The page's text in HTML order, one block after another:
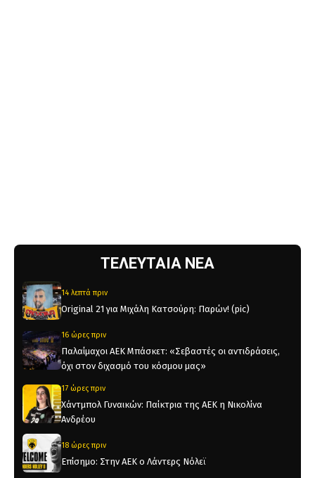
ΤΕΛΕΥΤΑΙΑ ΝΕΑ
14 λεπτά πριν
Original 21 για Μιχάλη Κατσούρη: Παρών! (pic)
16 ώρες πριν
Παλαίμαχοι ΑΕΚ Μπάσκετ: «Σεβαστές οι αντιδράσεις,
όχι στον διχασμό του κόσμου μας»
17 ώρες πριν
Χάντμπολ Γυναικών: Παίκτρια της ΑΕΚ η Νικολίνα
Ανδρέου
18 ώρες πριν
Επίσημο: Στην ΑΕΚ ο Λάντερς Νόλεϊ